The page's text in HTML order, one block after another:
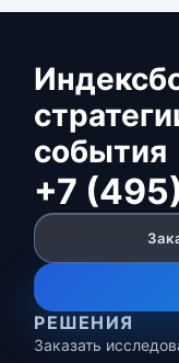
события
+7
РЕШЕНИЯ
Заказать